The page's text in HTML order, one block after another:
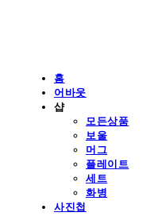
홈
어바웃
샵
모든상품
보울
머그
플레이트
세트
화병
사진첩